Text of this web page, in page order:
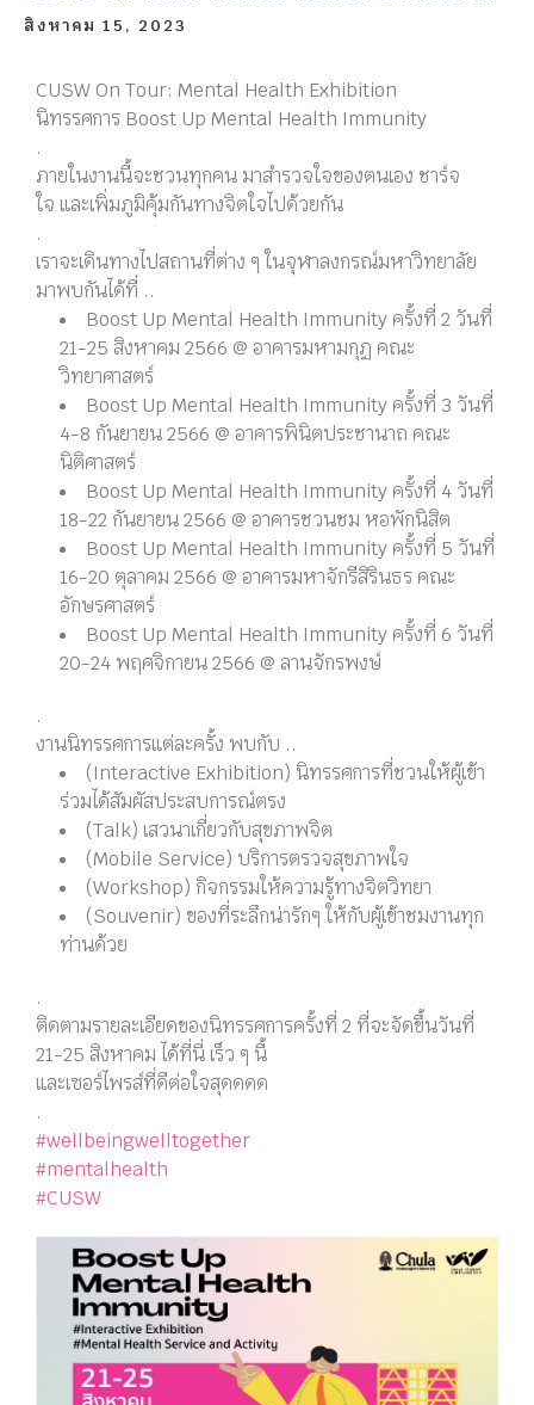
สิงหาคม 15, 2023
CUSW On Tour: Mental Health Exhibition
นิทรรศการ Boost Up Mental Health Immunity
.
ภายในงานนี้จะชวนทุกคน มาสำรวจใจของตนเอง ชาร์จ
ใจ และเพิ่มภูมิคุ้มกันทางจิตใจไปด้วยกัน
.
เราจะเดินทางไปสถานที่ต่าง ๆ ในจุฬาลงกรณ์มหาวิทยาลัย
มาพบกันได้ที่ ..
Boost Up Mental Health Immunity ครั้งที่ 2 วันที่
21-25 สิงหาคม 2566 @ อาคารมหามกุฏ คณะ
วิทยาศาสตร์
Boost Up Mental Health Immunity ครั้งที่ 3 วันที่
4-8 กันยายน 2566 @ อาคารพินิตประชานาถ คณะ
นิติศาสตร์
Boost Up Mental Health Immunity ครั้งที่ 4 วันที่
18-22 กันยายน 2566 @ อาคารชวนชม หอพักนิสิต
Boost Up Mental Health Immunity ครั้งที่ 5 วันที่
16-20 ตุลาคม 2566 @ อาคารมหาจักรีสิรินธร คณะ
อักษรศาสตร์
Boost Up Mental Health Immunity ครั้งที่ 6 วันที่
20-24 พฤศจิกายน 2566 @ ลานจักรพงษ์
.
งานนิทรรศการแต่ละครั้ง พบกับ ..
(Interactive Exhibition) นิทรรศการที่ชวนให้ผู้เข้า
ร่วมได้สัมผัสประสบการณ์ตรง
(Talk) เสวนาเกี่ยวกับสุขภาพจิต
(Mobile Service) บริการตรวจสุขภาพใจ
(Workshop) กิจกรรมให้ความรู้ทางจิตวิทยา
(Souvenir) ของที่ระลึกน่ารักๆ ให้กับผู้เข้าชมงานทุก
ท่านด้วย
.
ติดตามรายละเอียดของนิทรรศการครั้งที่ 2 ที่จะจัดขึ้นวันที่
21-25 สิงหาคม ได้ที่นี่ เร็ว ๆ นี้
และเซอร์ไพรส์ที่ดีต่อใจสุดดดด
.
#wellbeingwelltogether
#mentalhealth
#CUSW